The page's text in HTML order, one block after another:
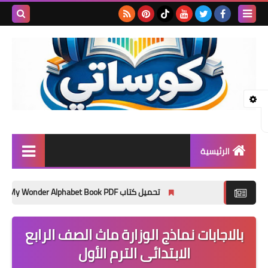
الرئيسية
المرحلة الثانوية
تأسيس حضانة
تحميل كتاب My Wonder Alphabet Book PDF مجانًا | أفضل كتاب لتأسيس الأطفال في الحروف الإنجليزية 2027
بالاجابات نماذج الوزارة ماث الصف الرابع
الابتدائى الترم الأول